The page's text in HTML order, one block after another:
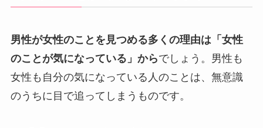
男性が女性のことを見つめる多くの理由は「女性
のことが気になっている」からでしょう。男性も
女性も自分の気になっている人のことは、無意識
のうちに目で追ってしまうものです。